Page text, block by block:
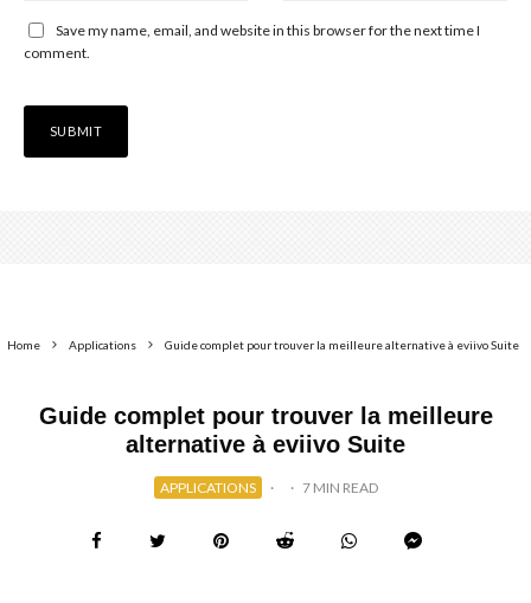
Save my name, email, and website in this browser for the next time I
comment.
Home Applications Guide complet pour trouver la meilleure alternative à eviivo Suite
Guide complet pour trouver la meilleure
alternative à eviivo Suite
APPLICATIONS · · 7 MIN READ